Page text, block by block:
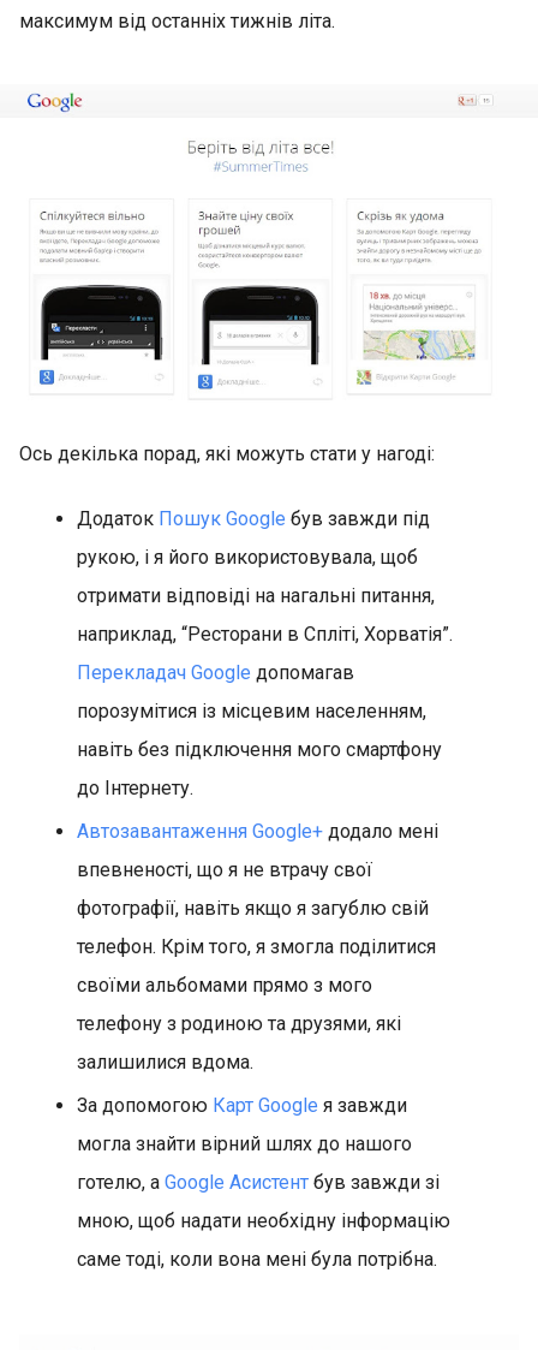
максимум від останніх тижнів літа.
Ось декілька порад, які можуть стати у нагоді:
Додаток Пошук Google був завжди під
рукою, і я його використовувала, щоб
отримати відповіді на нагальні питання,
наприклад, “Ресторани в Спліті, Хорватія”.
Перекладач Google допомагав
порозумітися із місцевим населенням,
навіть без підключення мого смартфону
до Інтернету.
Автозавантаження Google+ додало мені
впевненості, що я не втрачу свої
фотографії, навіть якщо я загублю свій
телефон. Крім того, я змогла поділитися
своїми альбомами прямо з мого
телефону з родиною та друзями, які
залишилися вдома.
За допомогою Карт Google я завжди
могла знайти вірний шлях до нашого
готелю, а Google Асистент був завжди зі
мною, щоб надати необхідну інформацію
саме тоді, коли вона мені була потрібна.